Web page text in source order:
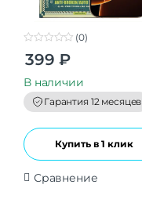
o
t
o
f
5
(0)
399 ₽
В наличии
Гарантия 12 месяцев
Купить в 1 клик
Сравнение